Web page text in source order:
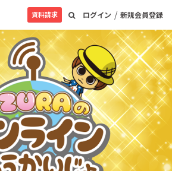
ログイン / 新規会員登録
資料請求